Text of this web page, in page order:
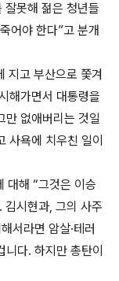
잘못해 젊은 청년들
어야 한다”고 분개
지고 부산으로 쫓겨
해가면서 대통령을
만 없애버리는 것일
사욕에 치우친 일이
대해 “그것은 이승
김시현과, 그의 사주
서라면 암살·테러
니다. 하지만 총탄이